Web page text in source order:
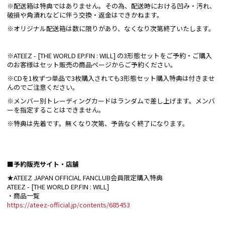
※配送箱は特典ではありません。その為、配送時における凹み・汚れ、
破損や角潰れなどに伴う交換・返金はできかねます。
※オリジナル配送箱は数に限りがあり、なくなり次第終了いたします。
※ATEEZ - [THE WORLD EP.FIN : WILL] の3形態セットをご予約・ご購入
のお客様はセット販売の商品ページからご予約ください。
※CDを1枚ずつ単品で3枚購入されても3形態セット購入特典は付きませ
んのでご注意ください。
※メンバー別トレーディングカードはランダムで差し上げます。メンバ
ーを指定することはできません。
※特典は先着です。無くなり次第、予告なく終了になります。
■予約販売サイト・店舗
★ATEEZ JAPAN OFFICIAL FANCLUB会員限定購入特典
ATEEZ - [THE WORLD EP.FIN : WILL]
・商品一覧
https://ateez-official.jp/contents/685453